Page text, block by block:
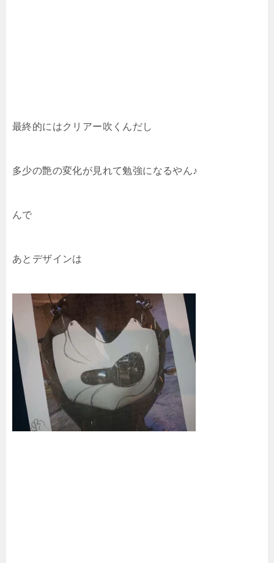
最終的にはクリアー吹くんだし
多少の艶の変化が見れて勉強になるやん♪
んで
あとデザインは